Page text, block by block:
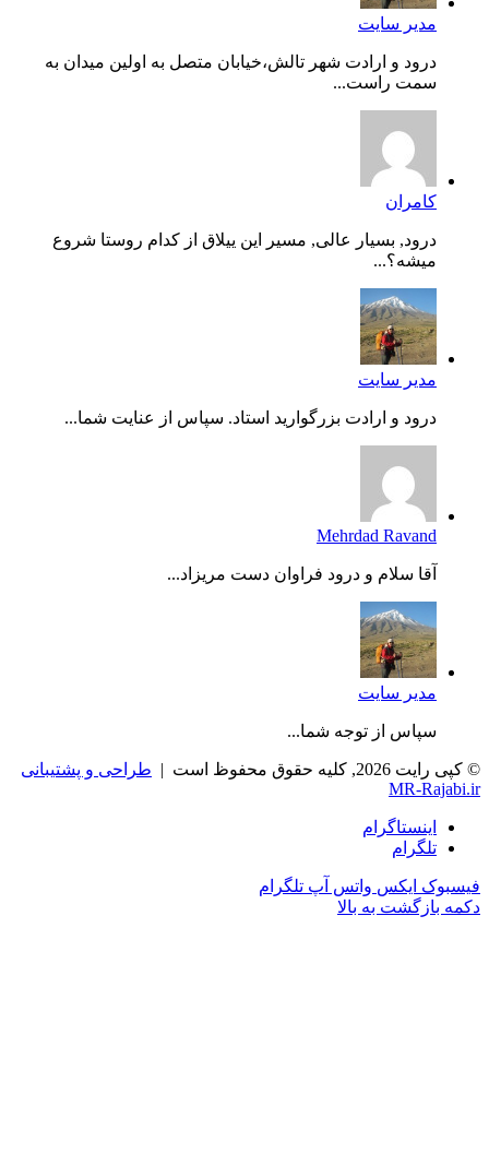
مدیر سایت
درود و ارادت شهر تالش،خیابان متصل به اولین میدان به
سمت راست...
کامران
درود, بسیار عالی, مسیر این ییلاق از کدام روستا شروع
میشه؟...
مدیر سایت
درود و ارادت بزرگوارید استاد. سپاس از عنایت شما...
Mehrdad Ravand
آقا سلام و درود فراوان دست مریزاد...
مدیر سایت
سپاس از توجه شما...
© کپی رایت 2026, کلیه حقوق محفوظ است |
طراحی و پشتیبانی
MR-Rajabi.ir
اینستاگرام
تلگرام
فیسبوک ایکس واتس آپ تلگرام
دکمه بازگشت به بالا